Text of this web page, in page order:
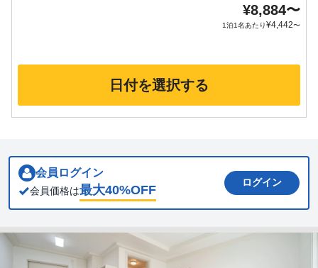
¥8,884〜
1泊1名あたり¥4,442〜
日付を選択する
会員ログイン
会員価格は最大40%OFF
ログイン